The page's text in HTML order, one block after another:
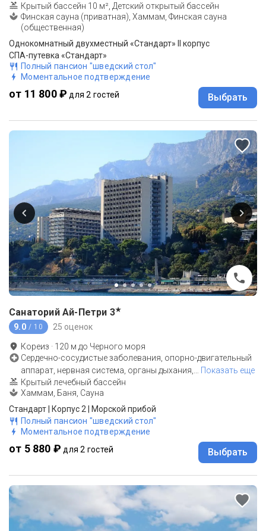
Крытый бассейн 10 м², Детский открытый бассейн
Финская сауна (приватная), Хаммам, Финская сауна
(общественная)
Однокомнатный двухместный «Стандарт» II корпус
СПА-путевка «Стандарт»
Полный пансион "шведский стол"
Моментальное подтверждение
от 11 800 ₽ для 2 гостей Выбрать
Санаторий Ай-Петри 3★
9.0 / 10 25 оценок
Кореиз · 120 м до Черного моря
Сердечно-сосудистые заболевания, опорно-двигательный
аппарат, нервная система, органы дыхания,… Показать еще
Крытый лечебный бассейн
Хаммам, Баня, Сауна
Стандарт | Корпус 2 | Морской прибой
Полный пансион "шведский стол"
Моментальное подтверждение
от 5 880 ₽ для 2 гостей Выбрать